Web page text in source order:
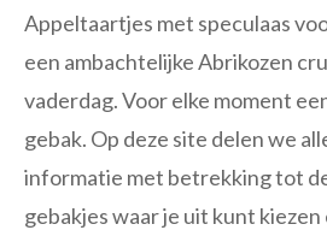
Appeltaartjes met speculaas
een ambachtelijke Abrikozen
vaderdag. Voor elke moment
gebak. Op deze site delen we
informatie met betrekking tot
gebakjes waar je uit kunt kiezen